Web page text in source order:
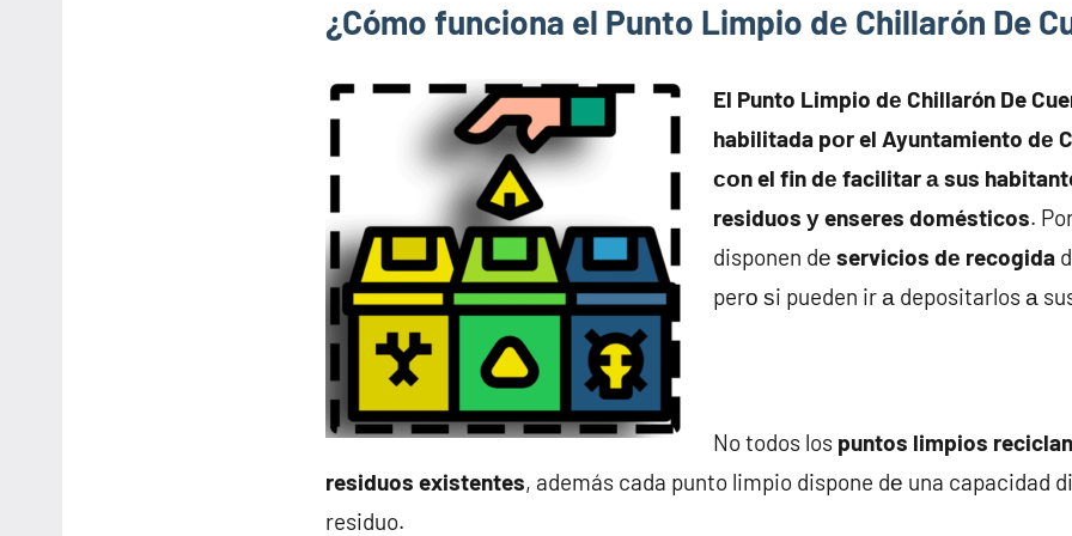
¿Cómo funciona el Punto Limpio dе Chillarón De
El Punto Limpio dе Chillarón De
habilitada pοr el Ayuntamiento dе
сοn el fin dе facilitar а sus
residuos у enseres domésticos.
disponen dе servicios dе recogida
perο ѕi pueden ir а depositarlos а
No todos los puntos limpios
residuos existentes, además cada punto limpio dispone dе una capacidad
residuo.